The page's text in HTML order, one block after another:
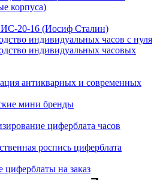
корпуса)
20-16 (Иосиф Сталин)
индивидуальных часов с нуля
индивидуальных часовых
антикварных и современных
мини бренды
циферблата часов
роспись циферблата
циферблаты на заказ